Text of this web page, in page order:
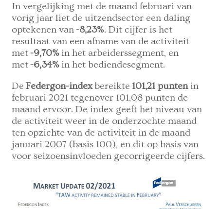
In vergelijking met de maand februari van
vorig jaar liet de uitzendsector een daling
optekenen van -8,23%. Dit cijfer is het
resultaat van een afname van de activiteit
met -9,70% in het arbeiderssegment, en
met -6,34% in het bediendesegment.
DeFedergon-indexbereikte 101,21 puntenin
februari 2021 tegenover 101,08 punten de
maand ervoor. De index geeft het niveau van
de activiteit weer in de onderzochte maand
ten opzichte van de activiteit in de maand
januari 2007 (basis 100), en dit op basis van
voor seizoensinvloeden gecorrigeerde cijfers.